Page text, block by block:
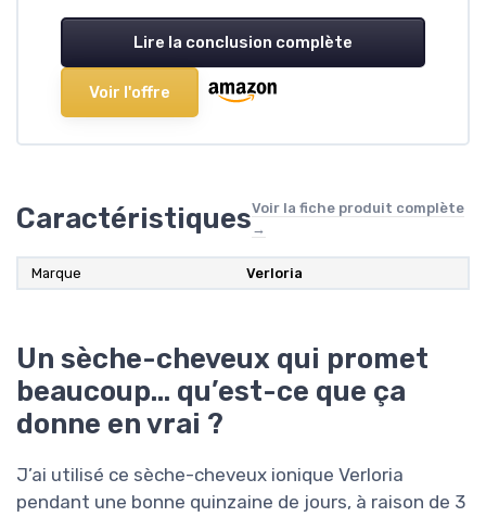
Lire la conclusion complète
Voir l'offre
CaractéristiquesVoir la fiche produit complète
→
Marque Verloria
Un sèche-cheveux qui promet
beaucoup… qu’est-ce que ça
donne en vrai ?
J’ai utilisé ce sèche-cheveux ionique Verloria
pendant une bonne quinzaine de jours, à raison de 3